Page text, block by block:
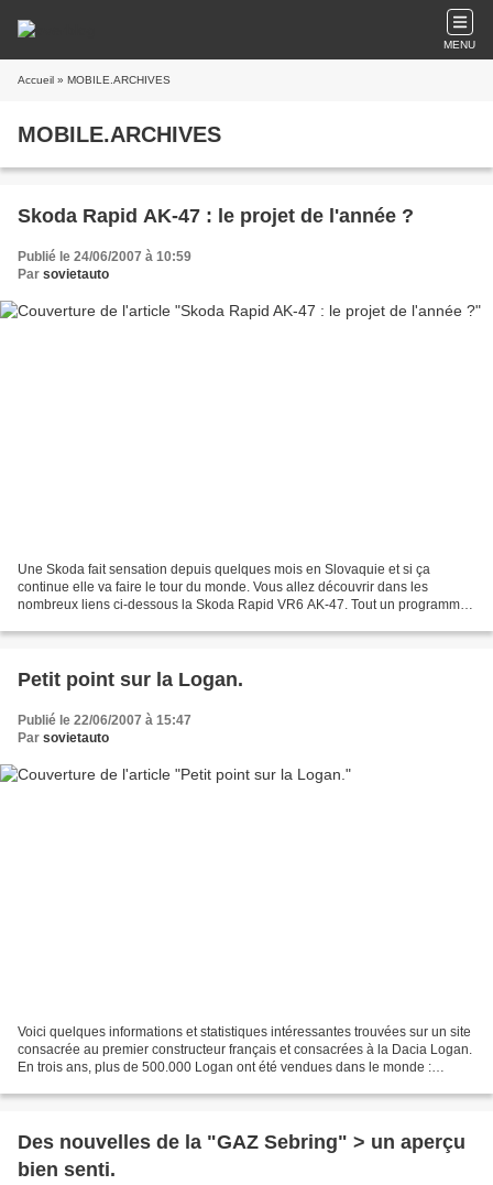
MENU
Accueil » MOBILE.ARCHIVES
MOBILE.ARCHIVES
Skoda Rapid AK-47 : le projet de l'année ?
Publié le 24/06/2007 à 10:59
Par sovietauto
Une Skoda fait sensation depuis quelques mois en Slovaquie et si ça
continue elle va faire le tour du monde. Vous allez découvrir dans les
nombreux liens ci-dessous la Skoda Rapid VR6 AK-47. Tout un programme
Petit point sur la Logan.
Publié le 22/06/2007 à 15:47
Par sovietauto
Voici quelques informations et statistiques intéressantes trouvées sur un site
consacrée au premier constructeur français et consacrées à la Dacia Logan.
En trois ans, plus de 500.000 Logan ont été vendues dans le monde :
Des nouvelles de la "GAZ Sebring" > un aperçu
bien senti.